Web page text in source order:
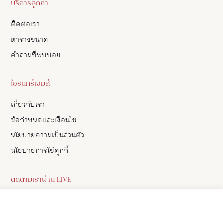
บริการลูกค้า
ติดต่อเรา
ตารางขนาด
คำถามที่พบบ่อย
ไอรินทร์เจมส์
เกี่ยวกับเรา
ข้อกำหนดและเงื่อนไข
นโยบายความเป็นส่วนตัว
นโยบายการใช้คุกกี้
ติดตามเราผ่าน LIVE